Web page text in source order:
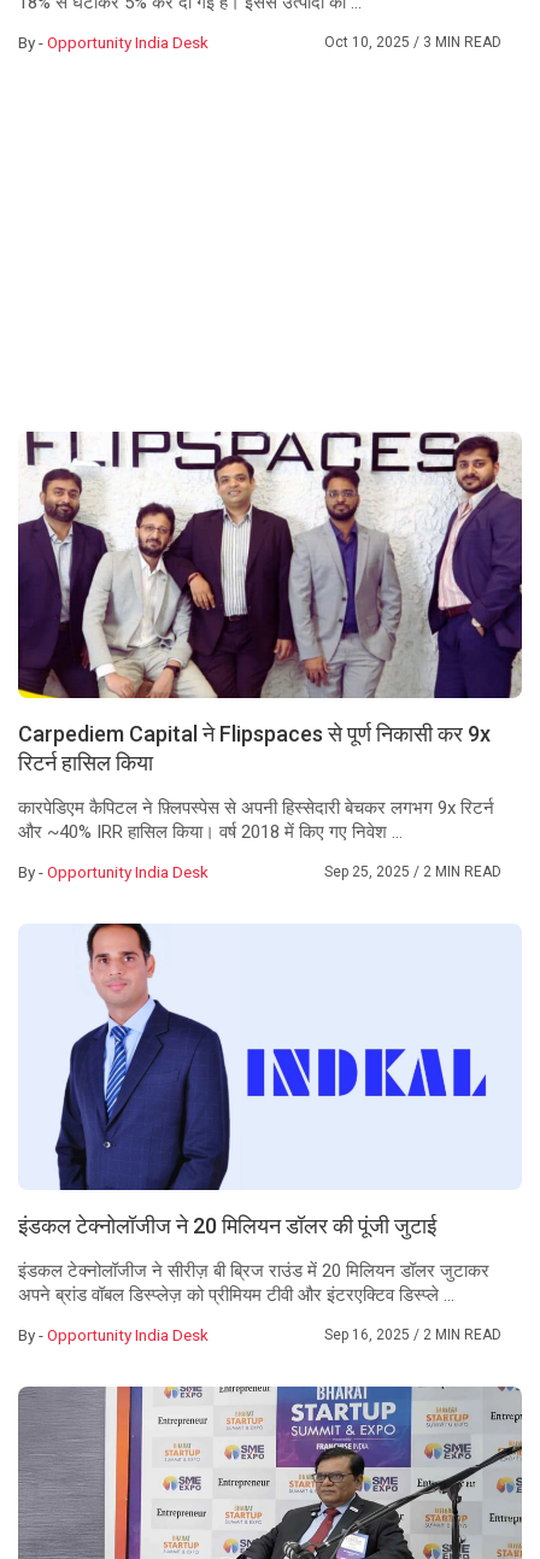
By -Opportunity India Desk Oct 10, 2025/ 3 MIN READ
Carpediem Capital ने Flipspaces से पूर्ण निकासी कर 9x
रिटर्न हासिल किया
कारपेडिएम कैपिटल ने फ़्लिपस्पेस से अपनी हिस्सेदारी बेचकर लगभग 9x रिटर्न
और ~40% IRR हासिल किया। वर्ष 2018 में किए गए निवेश ...
By -Opportunity India Desk Sep 25, 2025/ 2 MIN READ
इंडकल टेक्नोलॉजीज ने 20 मिलियन डॉलर की पूंजी जुटाई
इंडकल टेक्नोलॉजीज ने सीरीज़ बी ब्रिज राउंड में 20 मिलियन डॉलर जुटाकर
अपने ब्रांड वॉबल डिस्प्लेज़ को प्रीमियम टीवी और इंटरएक्टिव डिस्प्ले ...
By -Opportunity India Desk Sep 16, 2025/ 2 MIN READ